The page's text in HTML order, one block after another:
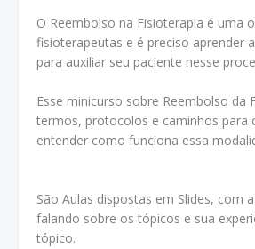
O Reembolso na Fisioterapia é uma
fisioterapeutas e é preciso aprender
para auxiliar seu paciente nesse
Esse minicurso sobre Reembolso da
termos, protocolos e caminhos para
entender como funciona essa
São Aulas dispostas em Slides, com
falando sobre os tópicos e sua
tópico.